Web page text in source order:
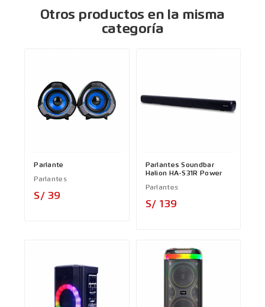
Otros productos en la misma
categoría
Parlante
Parlantes
S/ 39
Parlantes Soundbar
Halion HA-S31R Power
Parlantes
S/ 139